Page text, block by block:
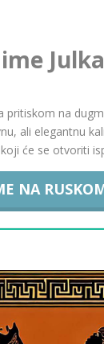
pritiskom na
ali elegantnu
će se otvoriti
NA